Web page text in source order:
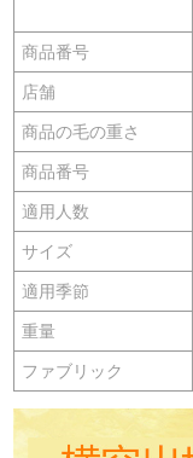
商品番号
店舗
商品の毛の重さ
商品番号
適用人数
サイズ
適用季節
重量
ファブリック